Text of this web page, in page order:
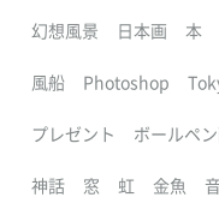
幻想風景 日本画 本
風船 Photoshop
プレゼント ボールペ
神話 窓 虹 金魚